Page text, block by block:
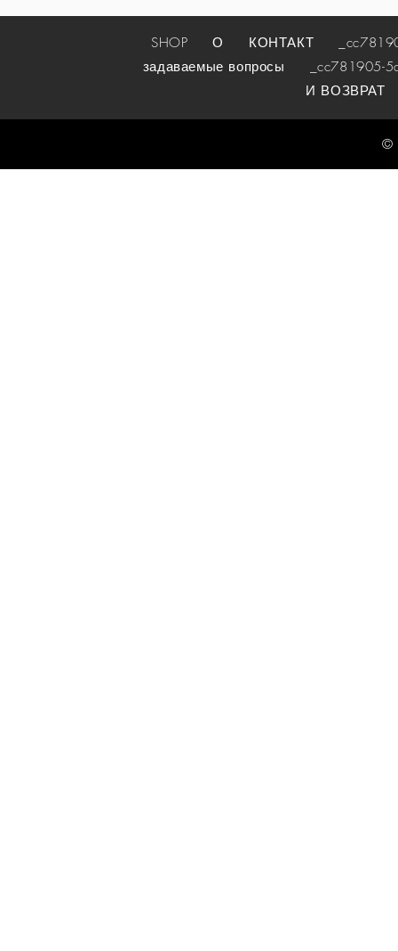
SHOP О КОНТАКТ
задаваемые вопросы _cc781905-
И ВОЗВРАТ
©